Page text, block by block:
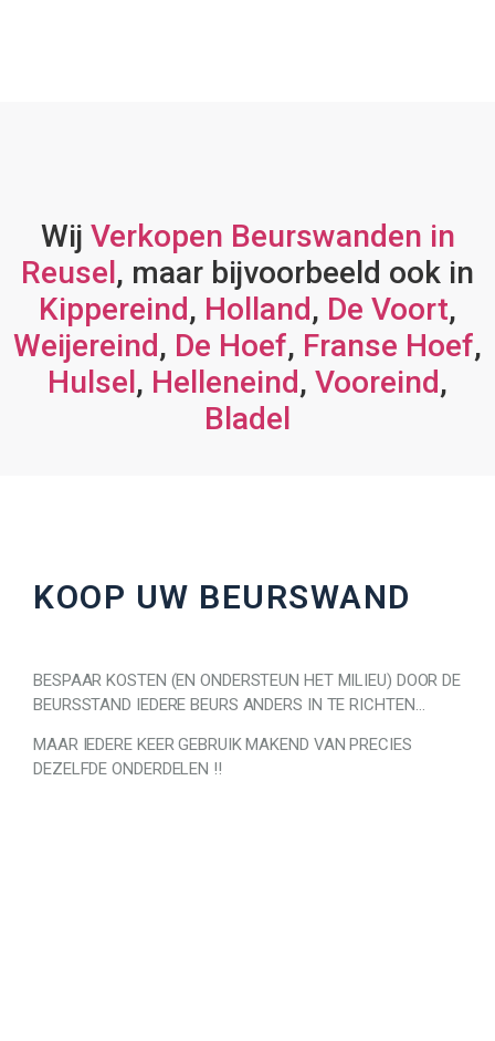
Wij Verkopen Beurswanden in
Reusel, maar bijvoorbeeld ook in
Kippereind, Holland, De Voort,
Weijereind, De Hoef, Franse Hoef,
Hulsel, Helleneind, Vooreind,
Bladel
KOOP UW BEURSWAND
BESPAAR KOSTEN (EN ONDERSTEUN HET MILIEU) DOOR DE
BEURSSTAND IEDERE BEURS ANDERS IN TE RICHTEN…
MAAR IEDERE KEER GEBRUIK MAKEND VAN PRECIES
DEZELFDE ONDERDELEN !!